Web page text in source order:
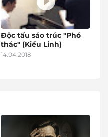
Độc tấu sáo trúc "Phó
thác" (Kiều Linh)
14.04.2018